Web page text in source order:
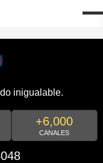
inigualable.
+6,000
CANALES